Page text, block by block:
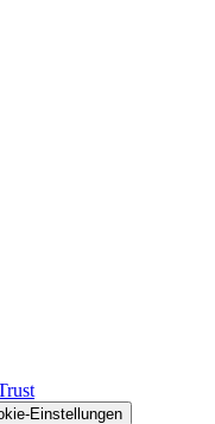
Einstellungen